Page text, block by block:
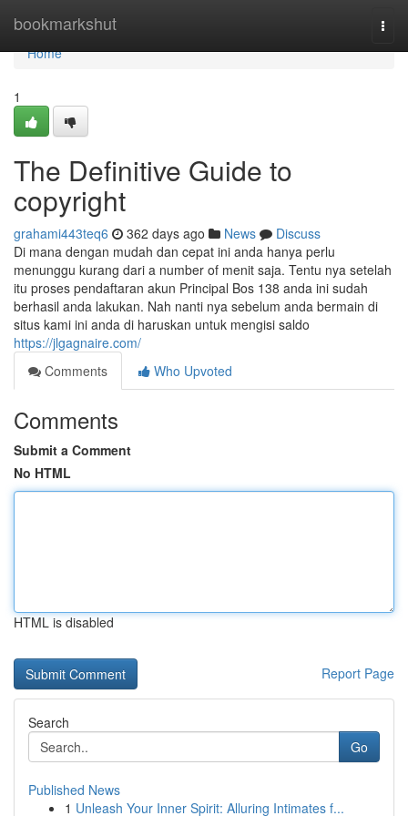
bookmarkshut
Home
Home
1
The Definitive Guide to
copyright
grahami443teq6 362 days ago News
Discuss
Di mana dengan mudah dan cepat ini anda hanya perlu
menunggu kurang dari a number of menit saja. Tentu nya setelah
itu proses pendaftaran akun Principal Bos 138 anda ini sudah
berhasil anda lakukan. Nah nanti nya sebelum anda bermain di
situs kami ini anda di haruskan untuk mengisi saldo
https://jlgagnaire.com/
Comments
Who Upvoted
Comments
Submit a Comment
No HTML
HTML is disabled
Report Page
Search
Go
Published News
1 Unleash Your Inner Spirit: Alluring Intimates f...